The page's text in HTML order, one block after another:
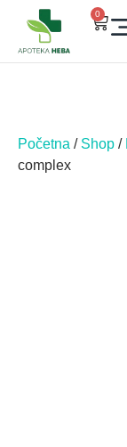
0
Početna / Shop /
complex